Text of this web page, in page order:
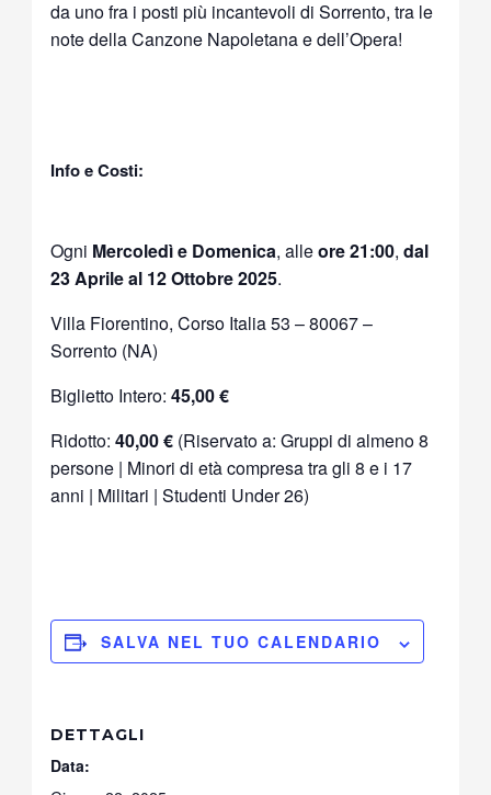
da uno fra i posti più incantevoli di Sorrento, tra le
note della Canzone Napoletana e dell’Opera!
Info e Costi:
Ogni Mercoledì e Domenica, alleore 21:00,dal
23 Aprile al 12 Ottobre 2025.
Villa Fiorentino, Corso Italia 53 – 80067 –
Sorrento (NA)
Biglietto Intero:45,00 €
Ridotto:40,00 € (Riservato a: Gruppi di almeno 8
persone | Minori di età compresa tra gli 8 e i 17
anni | Militari | Studenti Under 26)
SALVA NEL TUO CALENDARIO
DETTAGLI
Data: